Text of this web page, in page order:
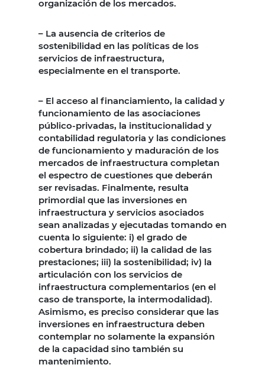
organización de los mercados.
– La ausencia de criterios de
sostenibilidad en las políticas de los
servicios de infraestructura,
especialmente en el transporte.
– El acceso al financiamiento, la calidad y
funcionamiento de las asociaciones
público-privadas, la institucionalidad y
contabilidad regulatoria y las condiciones
de funcionamiento y maduración de los
mercados de infraestructura completan
el espectro de cuestiones que deberán
ser revisadas. Finalmente, resulta
primordial que las inversiones en
infraestructura y servicios asociados
sean analizadas y ejecutadas tomando en
cuenta lo siguiente: i) el grado de
cobertura brindado; ii) la calidad de las
prestaciones; iii) la sostenibilidad; iv) la
articulación con los servicios de
infraestructura complementarios (en el
caso de transporte, la intermodalidad).
Asimismo, es preciso considerar que las
inversiones en infraestructura deben
contemplar no solamente la expansión
de la capacidad sino también su
mantenimiento.